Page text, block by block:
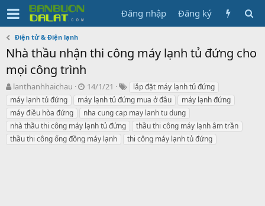
Đăng nhập Đăng ký
Điện tử & Điện lạnh
Nhà thầu nhận thi công máy lạnh tủ đứng cho
mọi công trình
N
g
ư
ờ
i
k
lanthanhhaichau
N
g
à
y
g
ử
14/1/21
T
ừ
k
h
ó
a
lắp đặt máy lạnh tủ đứng
máy lạnh tủ đứng
máy lạnh tủ đứng mua ở đâu
máy lạnh đứng
máy điều hòa đứng
nha cung cap may lanh tu dung
nhà thầu thi công máy lạnh tủ đứng
thầu thi công máy lạnh âm trần
thầu thi công ống đồng máy lạnh
thi công máy lạnh tủ đứng